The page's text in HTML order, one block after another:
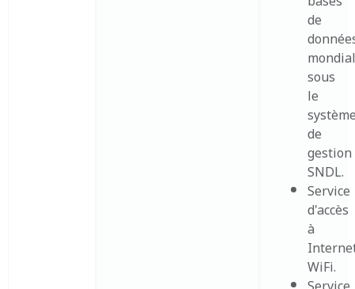
de
sous
le
de
gestion
SNDL.
Service
d'accès
à
WiFi.